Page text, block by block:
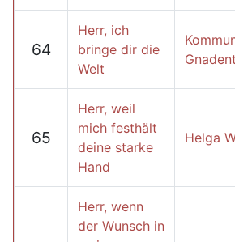
64
Herr, ich
bringe dir die
Welt
65
Herr, weil
mich festhält
deine starke
Hand
Helga
Herr, wenn
der Wunsch in